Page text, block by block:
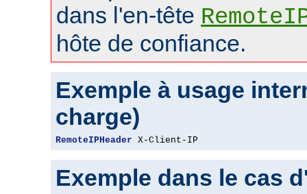
dans l'en-tête
hôte de confiance.
Exemple à usage
charge)
RemoteIPHeader X-Client-IP
Exemple dans le cas